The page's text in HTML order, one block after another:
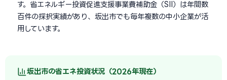
す。省エネルギー投資促進支援事業費補助金（SII）は年間数
百件の採択実績があり、坂出市でも毎年複数の中小企業が活
用しています。
坂出市の省エネ投資状況（2026年現在）